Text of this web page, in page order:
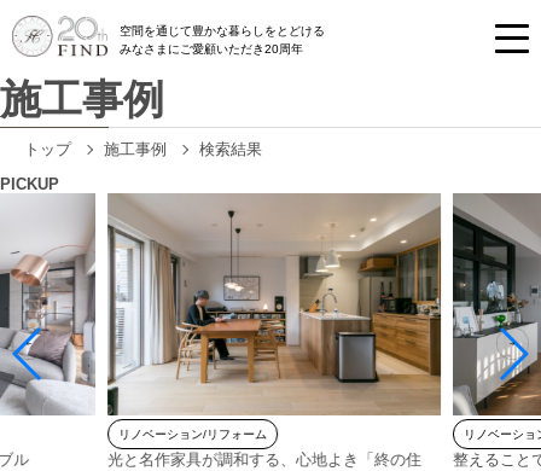
空間を通じて豊かな暮らしをとどける
みなさまにご愛顧いただき20周年
施工事例
トップ 施工事例
検索結果
PICKUP
ル
リノベーション/リフォーム
光と名作家具が調和する、心地よき「終の住
リノベーショ
整えること